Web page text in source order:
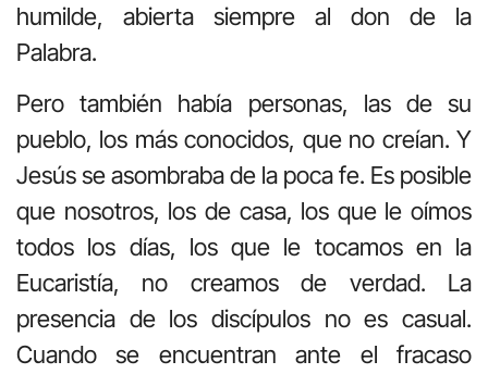
humilde, abierta siempre al don de la
Palabra.
Pero también había personas, las de su
pueblo, los más conocidos, que no creían. Y
Jesús se asombraba de la poca fe. Es posible
que nosotros, los de casa, los que le oímos
todos los días, los que le tocamos en la
Eucaristía, no creamos de verdad. La
presencia de los discípulos no es casual.
Cuando se encuentran ante el fracaso